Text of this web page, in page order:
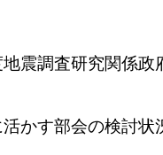
震調査研究関係政
かす部会の検討状